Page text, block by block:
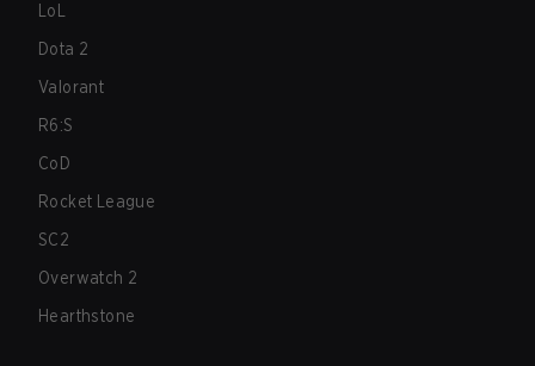
LoL
Dota 2
Valorant
R6:S
CoD
Rocket League
SC2
Overwatch 2
Hearthstone